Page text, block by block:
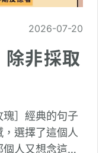
2026-07-20
非採取
瑰］經典的句子
選擇了這個人
人又想念這個